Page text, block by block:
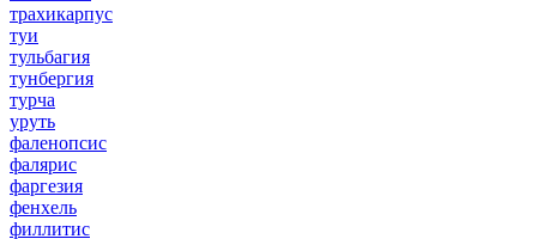
трахикарпус
туи
тульбагия
тунбергия
турча
уруть
фаленопсис
фалярис
фаргезия
фенхель
филлитис